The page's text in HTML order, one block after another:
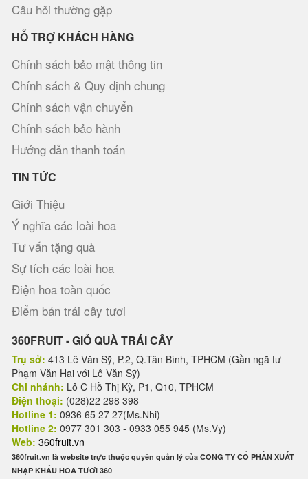
Câu hỏi thường gặp
HỖ TRỢ KHÁCH HÀNG
Chính sách bảo mật thông tin
Chính sách & Quy định chung
Chính sách vận chuyển
Chính sách bảo hành
Hướng dẫn thanh toán
TIN TỨC
Giới Thiệu
Ý nghĩa các loài hoa
Tư vấn tặng quà
Sự tích các loài hoa
Điện hoa toàn quốc
Điểm bán trái cây tươi
360FRUIT - GIỎ QUÀ TRÁI CÂY
Trụ sở: 413 Lê Văn Sỹ, P.2, Q.Tân Bình, TPHCM (Gần ngã tư
Phạm Văn Hai với Lê Văn Sỹ)
Chi nhánh: Lô C Hồ Thị Kỷ, P1, Q10, TPHCM
Điện thoại: (028)22 298 398
Hotline 1: 0936 65 27 27(Ms.Nhi)
Hotline 2: 0977 301 303 - 0933 055 945 (Ms.Vy)
Web: 360fruit.vn
360fruit.vn là website trực thuộc quyền quản lý của CÔNG TY CỔ PHẦN XUẤT
NHẬP KHẨU HOA TƯƠI 360